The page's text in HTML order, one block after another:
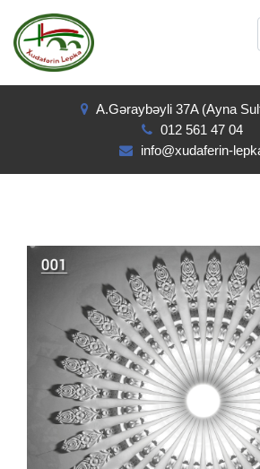
A.Gəraybəyli 37A (Ayna
012 561 47 04
info@xudaferin-